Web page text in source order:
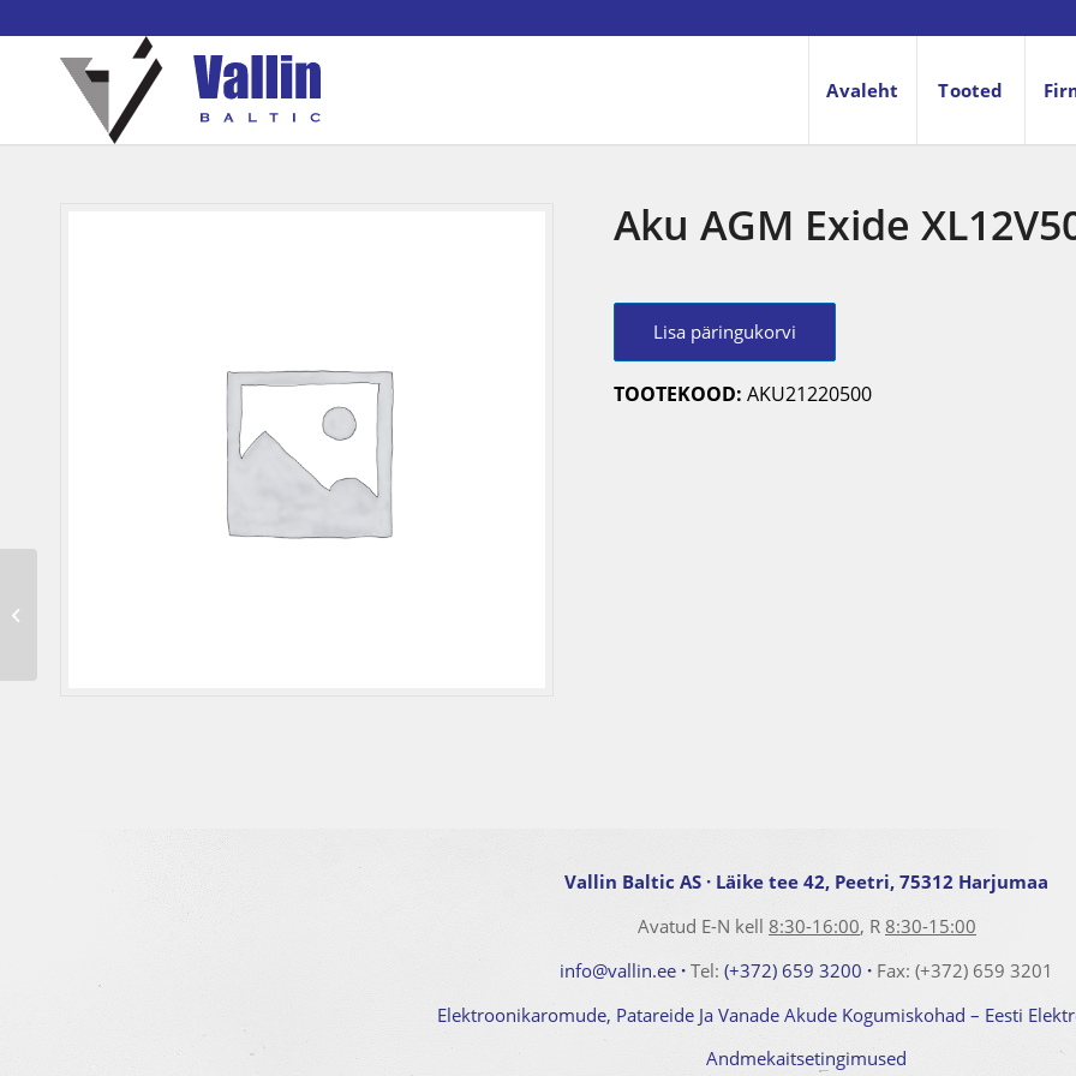
Avaleht Tooted
Aku AGM Exide
Lisa päringukorvi
TOOTEKOOD: AKU21220500
Vallin Baltic AS · Läike tee 42, Peetri, 75312 Harjumaa
Avatud E-N kell 8:30-16:00, R 8:30-15:00
info@vallin.ee · Tel:(+372) 659 3200 · Fax: (+372) 659 3201
Elektroonikaromude, Patareide Ja Vanade Akude Kogumiskohad – Eesti
Andmekaitsetingimused